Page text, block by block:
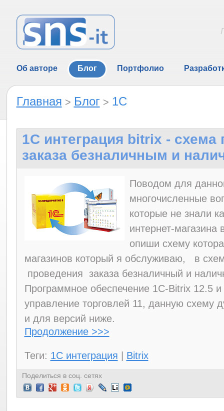
Об авторе Блог Портфолио
Главная > Блог > 1C
1C интеграция bitrix - схема
заказа безналичным и
Поводом для
многочисленные
которые не знали
интернет-магазина
опиши схему
магазинов который я обслуживаю, в
проведения заказа безналичный и
Программное обеспечение 1C-Bitrix12.5 и
управление торговлей 11, данную схему
и для версий ниже.
Продолжение >>>
Теги: 1С интеграция Bitrix
Поделиться в соц. сетях